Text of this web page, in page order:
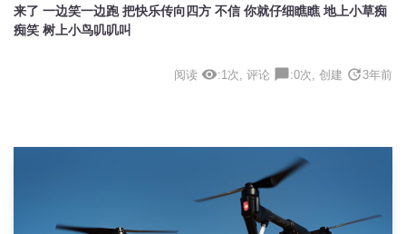
来了 一边笑一边跑 把快乐传向四方 不信 你就仔细瞧瞧 地上小草痴
痴笑 树上小鸟叽叽叫
阅读 visibility:1次, 评论 chat_bubble:0次, 创建 update 3年前